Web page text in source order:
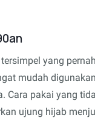
yang
mudah
Cara pakai yang
ujung hijab